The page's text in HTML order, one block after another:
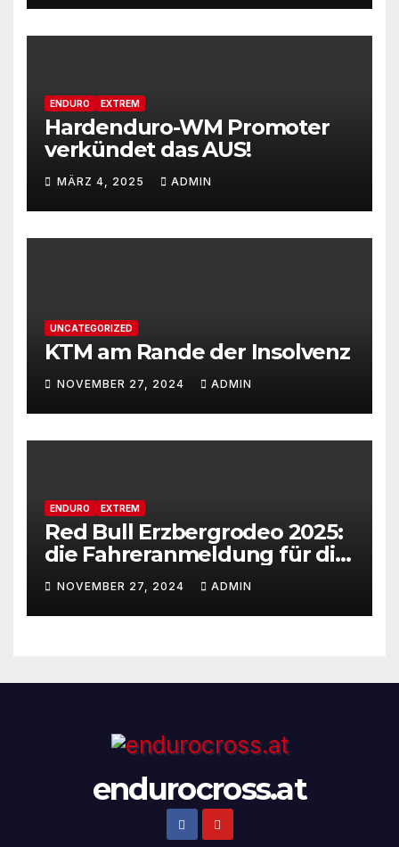
ENDURO EXTREM
Hardenduro-WM Promoter
verkündet das AUS!
MÄRZ 4, 2025 ADMIN
UNCATEGORIZED
KTM am Rande der Insolvenz
NOVEMBER 27, 2024 ADMIN
ENDURO EXTREM
Red Bull Erzbergrodeo 2025:
die Fahreranmeldung für die
29ste Auflage des weltweit
renommiertesten Extreme
Enduro Rennens startet am
NOVEMBER 27, 2024 ADMIN
endurocross.at